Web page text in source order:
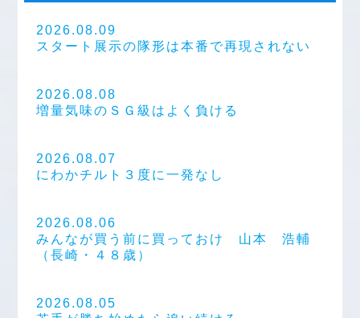
2026.08.09
スタート展示の隊形は本番で再現されない
2026.08.08
増量気味のＳＧ級はよく負ける
2026.08.07
にわかチルト３度に一発なし
2026.08.06
みんなが買う前に買っておけ 山本 浩輔
（長崎・４８歳）
2026.08.05